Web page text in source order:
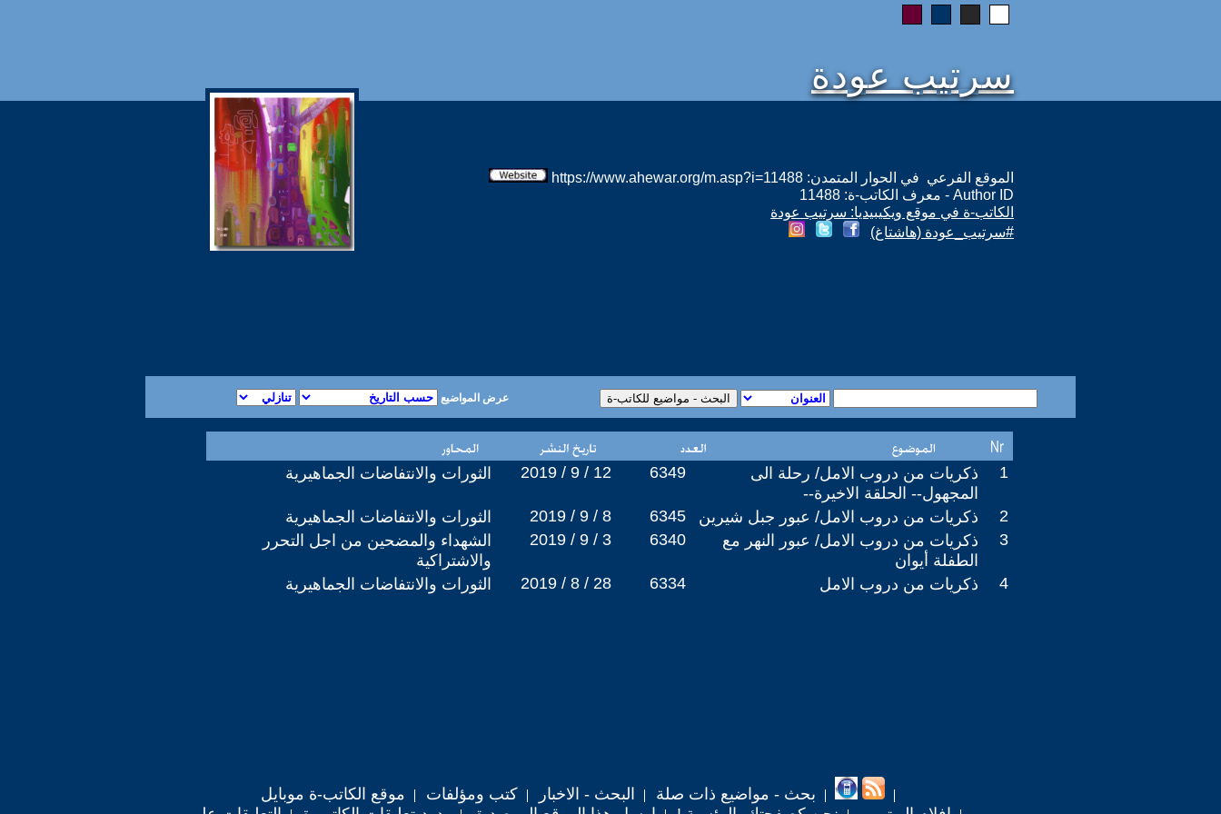
سرتيب عودة
الموقع الفرعي في الحوار المتمدن: https://www.ahewar.org/m.asp?i=11488
Author ID - معرف الكاتب-ة: 11488
الكاتب-ة في موقع ويكيبيديا: سرتيب عودة
#سرتيب_عودة (هاشتاغ)
عرض المواضيع
الثورات والانتفاضات الجماهيرية 2019 / 9 / 12 6349
ذكريات من دروب الامل/ رحلة الى
المجهول-- الحلقة الاخيرة--
1
الثورات والانتفاضات الجماهيرية 2019 / 9 / 8 6345 ذكريات من دروب الامل/ عبور جبل شيرين
2
الشهداء والمضحين من اجل التحرر
والاشتراكية
2019 / 9 / 3 6340
ذكريات من دروب الامل/ عبور النهر مع
الطفلة أيوان
3
الثورات والانتفاضات الجماهيرية 2019 / 8 / 28 6334 ذكريات من دروب الامل 4
بحث - مواضيع ذات صلة البحث - الاخبار كتب ومؤلفات
موقع الكاتب-ة موبايل